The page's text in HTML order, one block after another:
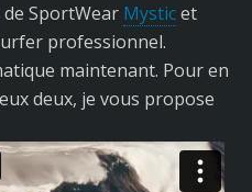
SportWear Mysticet
professionnel.
maintenant. Pour en
deux, je vous propose